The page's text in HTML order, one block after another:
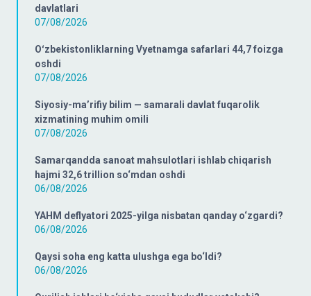
davlatlari
07/08/2026
Oʻzbekistonliklarning Vyetnamga safarlari 44,7 foizga
oshdi
07/08/2026
Siyosiy-ma’rifiy bilim — samarali davlat fuqarolik
xizmatining muhim omili
07/08/2026
Samarqandda sanoat mahsulotlari ishlab chiqarish
hajmi 32,6 trillion so‘mdan oshdi
06/08/2026
YAHM deflyatori 2025-yilga nisbatan qanday o‘zgardi?
06/08/2026
Qaysi soha eng katta ulushga ega bo‘ldi?
06/08/2026